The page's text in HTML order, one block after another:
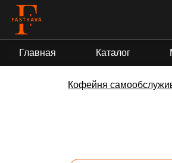
Главная Каталог
Кофейня